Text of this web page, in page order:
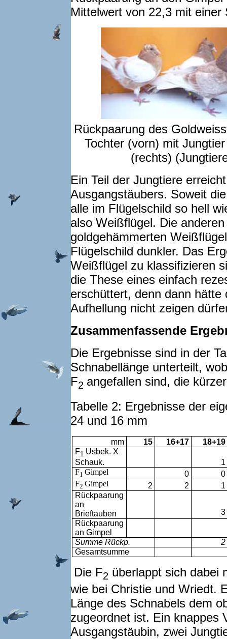
Mittelwert von 22,3 mit einer
Rückpaarung des
Tochter (vorn) mit
(rechts)
Ein Teil der Jungtiere
Ausgangstäubers. Soweit
alle im Flügelschild so hell
also Weißflügel. Die
goldgehämmerten
Flügelschild dunkler. Das
Weißflügel zu klassifizieren
die These eines einfach
erschüttert, denn dann
Aufhellung nicht zeigen
Zusammenfassende
Die Ergebnisse sind in der
Schnabellänge unterteilt,
F2 angefallen sind, die
Tabelle 2: Ergebnisse der
24 und 16 mm
mm 15 16+17
18+19
F1 Usbek. X
Schauk.
1
F1 Gimpel 0
0
F2 Gimpel 2 2
1
Rückpaarung
an
Brieftauben
3
Rückpaarung
an Gimpel
Summe Rückp.
2
Gesamtsumme
Die F2 überlappt sich dabei
wie bei Christie und Wriedt.
Länge des Schnabels dem
zugeordnet ist. Ein knappes
Ausgangstäubin, zwei